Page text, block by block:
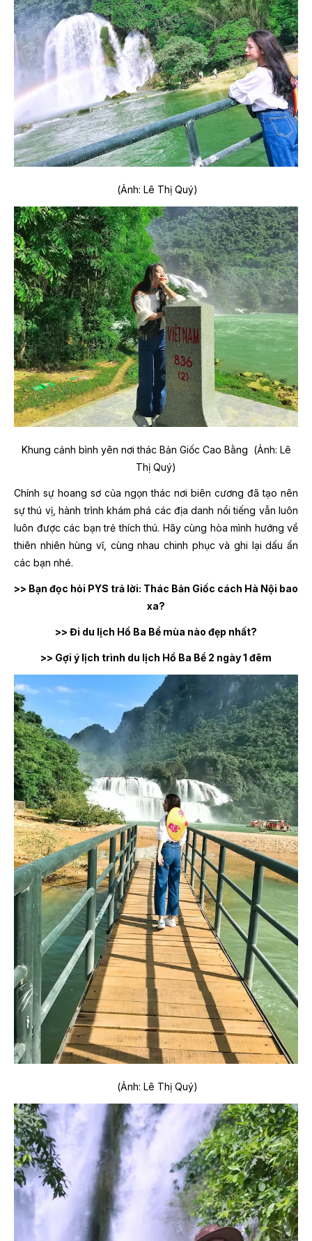
(Ảnh: Lê Thị Quý)
Khung cảnh bình yên nơi thác Bản Giốc Cao Bằng (Ảnh: Lê
Thị Quý)
Chính sự hoang sơ của ngọn thác nơi biên cương đã tạo nên
sự thú vị, hành trình khám phá các địa danh nổi tiếng vẫn luôn
luôn được các bạn trẻ thích thú. Hãy cùng hòa mình hướng về
thiên nhiên hùng vĩ, cùng nhau chinh phục và ghi lại dấu ấn
các bạn nhé.
>> Bạn đọc hỏi PYS trả lời: Thác Bản Giốc cách Hà Nội bao
xa?
>> Đi du lịch Hồ Ba Bể mùa nào đẹp nhất?
>> Gợi ý lịch trình du lịch Hồ Ba Bể 2 ngày 1 đêm
(Ảnh: Lê Thị Quý)